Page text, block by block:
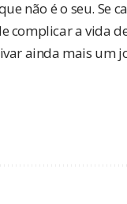
não é o seu. Se
complicar a vida
ainda mais um